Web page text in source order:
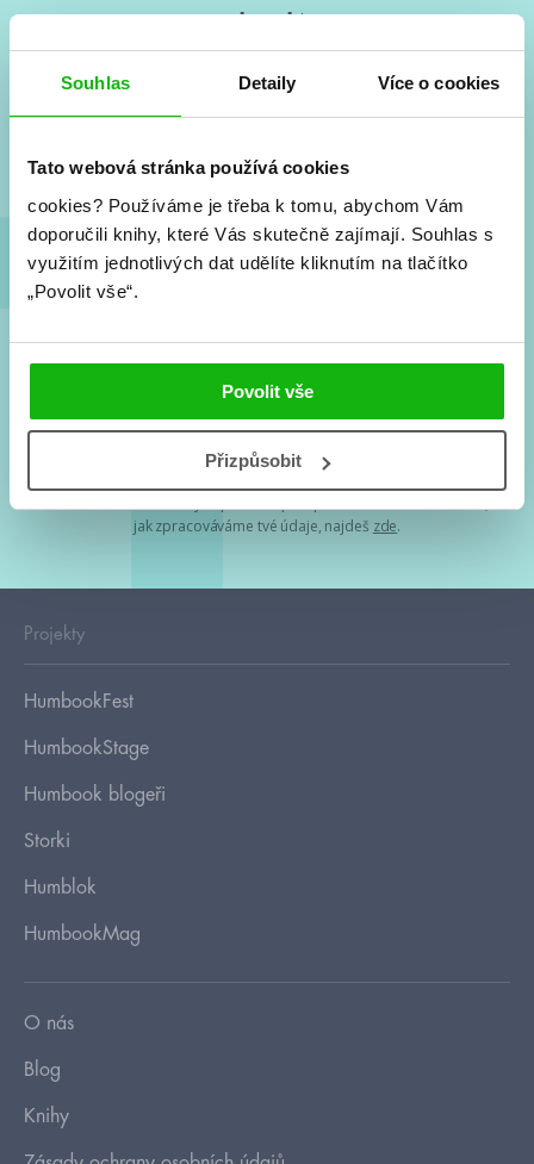
Souhlas Detaily Více o cookies
Tato webová stránka používá cookies
cookies? Používáme je třeba k tomu, abychom Vám
doporučili knihy, které Vás skutečně zajímají. Souhlas s
využitím jednotlivých dat udělíte kliknutím na tlačítko
„Povolit vše“.
Povolit vše
Přizpůsobit
Vše kolem #youngadult každý měsíc rovnou do mailu!
a seriálové adaptace a další.
Souhlasím spodmínkami zpracování osobních údajů
Tvá e-mailová adresa je u nás v bezpečí. Přečti si
jak zpracováváme tvé údaje, najdeš zde.
Projekty
HumbookFest
HumbookStage
Humbook blogeři
Storki
Humblok
HumbookMag
O nás
Blog
Knihy